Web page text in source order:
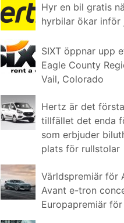
Hyr en bil gratis
hyrbilar ökar inför
SIXT öppnar upp
Eagle County
Vail, Colorado
Hertz är det
tillfället det enda
som erbjuder
plats för rullstolar
Världspremiär för
Avant e-tron
Europapremiär